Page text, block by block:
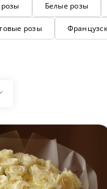
Белые розы
розы